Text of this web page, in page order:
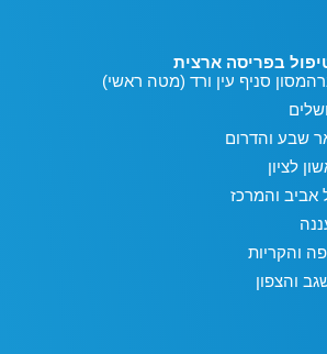
בפריסה ארצית
סניף עין ורד (מטה ראשי)
שבע והדרום
לציון
אביב והמרכז
והקריות
והצפון